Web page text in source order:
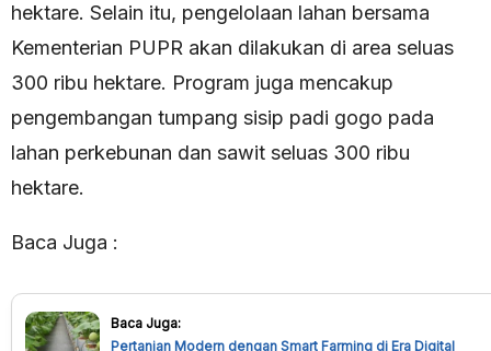
hektare. Selain itu, pengelolaan lahan bersama
Kementerian PUPR akan dilakukan di area seluas
300 ribu hektare. Program juga mencakup
pengembangan tumpang sisip padi gogo pada
lahan perkebunan dan sawit seluas 300 ribu
hektare.
Baca Juga :
Baca Juga:
Pertanian Modern dengan Smart Farming di Era Digital